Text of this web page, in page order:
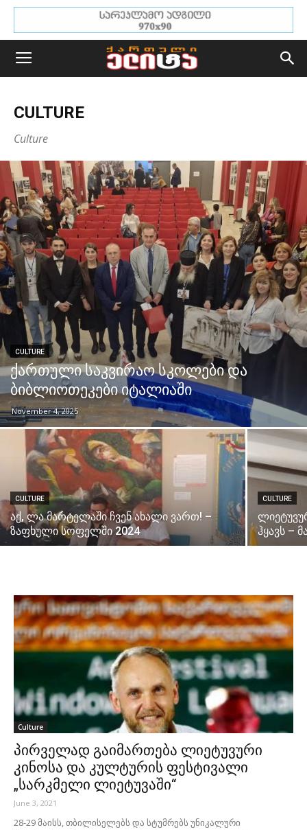
CULTURE
Culture
CULTURE
ქართული საკვირაო სკოლები და
ბიბლიოთეკები იტალიაში
November 4, 2025
CULTURE
აქ, ლა მარტელაში ჩვენ ახალი ვართ! –
ზაფხული სოფელში 2024
CULTURE
ჰყავს –
Culture
პირველად გაიმართება ლიეტუვური
კინოსა და კულტურის ფესტივალი
„სარკმელი ლიეტუვაში“
June 3, 2021
28-29 მაისს, თბილისელებს და სტუმრებს უნიკალური